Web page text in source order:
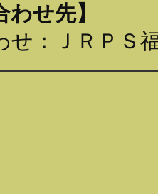
わせ先】
せ：ＪＲＰ